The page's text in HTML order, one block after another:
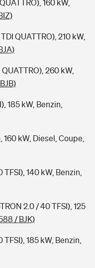
160 kW,
QUATTRO), 210 kW,
260 kW,
185 kW, Benzin,
160 kW, Diesel, Coupe,
140 kW, Benzin,
2.0 / 40 TFSI), 125
/ BJK)
185 kW, Benzin,